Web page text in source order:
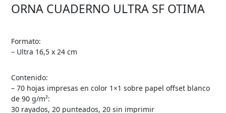
ORNA CUADERNO ULTRA SF OTIMA
Formato:
– Ultra 16,5 x 24 cm
Contenido:
– 70 hojas impresas en color 1×1 sobre papel offset blanco
de 90 g/m²:
30 rayados, 20 punteados, 20 sin imprimir